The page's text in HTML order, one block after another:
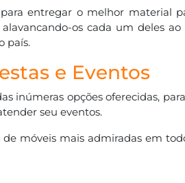
entregar o melhor material
os cada um deles
país.
e Eventos
inúmeras opções oferecidas,
seu eventos.
móveis mais admiradas em